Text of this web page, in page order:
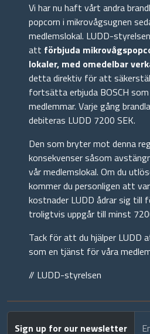
Vi har nu haft vårt andra
popcorn i mikrovågsugnen
medlemslokal. LUDD-
att förbjuda
lokaler, med omedelbar
detta direktiv för att
fortsätta erbjuda BOSCH
medlemmar. Varje gång
debiteras LUDD 7200 SEK.
Den som bryter mot denna
konsekvenser såsom
vår medlemslokal. Om du
kommer du personligen att
kostnader LUDD ådrar sig till
troligtvis uppgår till minst
Tack för att du hjälper LUDD
som en tjänst för våra
// LUDD-styrelsen
Sign up for our newsletter